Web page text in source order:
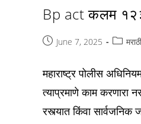
Bp act कलम
PostJune 7, 2025
Postमराठी
महाराष्ट्र पोलीस
त्याप्रमाणे काम करणारा
रस्त्यात किंवा